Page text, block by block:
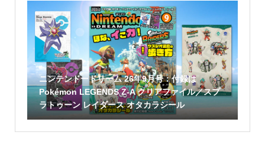
ニンテンドードリーム 26年9月号：付録は
Pokémon LEGENDS Z-A クリアファイル／スプ
ラトゥーン レイダース オタカラシール